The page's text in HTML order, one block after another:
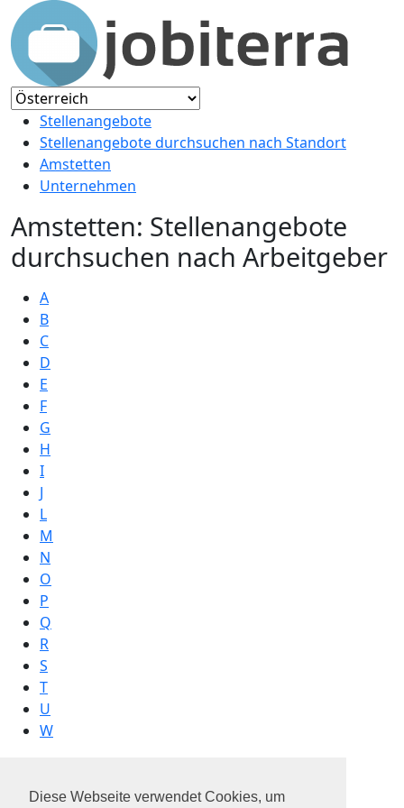
Diese Webseite verwendet Cookies, um
Stellenangebote
Stellenangebote durchsuchen nach Standort
Amstetten
Unternehmen
Amstetten: Stellenangebote
durchsuchen nach Arbeitgeber
A
B
C
D
E
F
G
H
I
J
L
M
N
O
P
Q
R
S
T
U
W